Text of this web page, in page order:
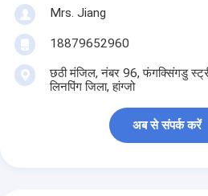
Mrs. Jiang
18879652960
छठी मंजिल, नंबर 96, फंगक्सिंगडु
लिनपिंग जिला, हांग्जो
अब से संपर्क करें